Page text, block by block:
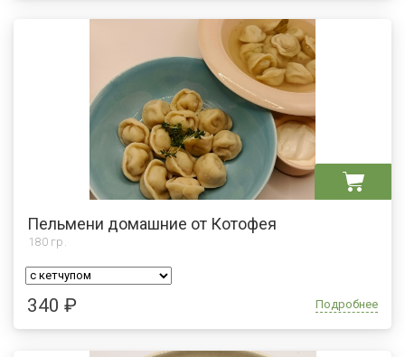
Пельмени домашние от Котофея
180 гр.
340 ₽ Подробнее